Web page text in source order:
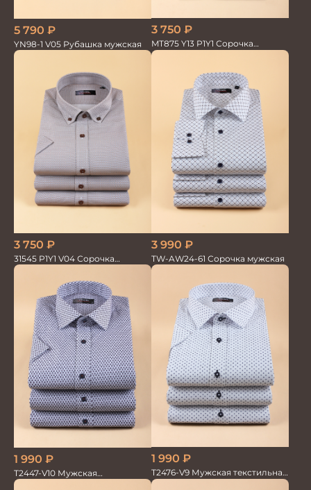
5 790 ₽
YN98-1 V05 Рубашка мужская
3 750 ₽
MT875 Y13 P1Y1 Сорочка
мужская
3 750 ₽
31545 P1Y1 V04 Сорочка
мужская
3 990 ₽
TW-AW24-61 Сорочка мужская
1 990 ₽
T2447-V10 Мужская
текстильная рубашка /
1 990 ₽
T2476-V9 Мужская текстильная
рубашка / Сорочка